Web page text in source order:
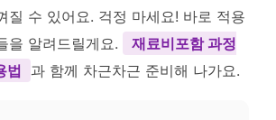
질 수 있어요. 걱정 마세요! 바로 적용
을 알려드릴게요.
재료비포함 과정
법
과 함께 차근차근 준비해 나가요.